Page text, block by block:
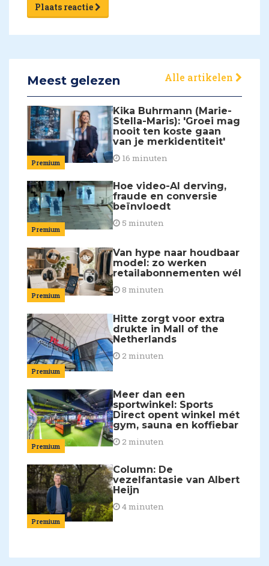
Plaats reactie
Meest gelezen Alle artikelen
Premium
Kika Buhrmann (Marie-
Stella-Maris): 'Groei mag
nooit ten koste gaan
van je merkidentiteit'
16 minuten
Premium
Hoe video-AI derving,
fraude en conversie
beïnvloedt
5 minuten
Premium
Van hype naar houdbaar
model: zo werken
retailabonnementen wél
8 minuten
Premium
Hitte zorgt voor extra
drukte in Mall of the
Netherlands
2 minuten
Premium
Meer dan een
sportwinkel: Sports
Direct opent winkel mét
gym, sauna en koffiebar
2 minuten
Premium
Column: De
vezelfantasie van Albert
Heijn
4 minuten